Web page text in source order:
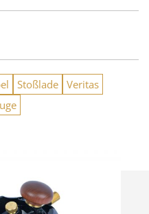
Stoßlade Veritas